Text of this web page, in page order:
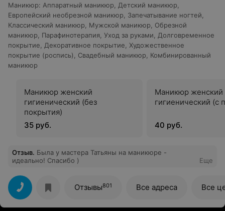
Маникюр: Аппаратный маникюр Детский маникюр
Европейский необрезной маникюр
Запечатывание ногтей
Классический маникюр
Мужской маникюр
Обрезной
маникюр
Парафинотерапия Уход за руками
Долговременное
покрытие
Декоративное покрытие
Художественное
покрытие (роспись)
Свадебный маникюр
Комбинированный
маникюр
Маникюр женский
гигиенический (без
покрытия)
35 руб.
Маникюр женский
гигиенический (с
40 руб.
Отзыв. Была у мастера Татьяны на маникюре -
идеально! Спасибо )
Еще
Отзывы801 Все адреса Все